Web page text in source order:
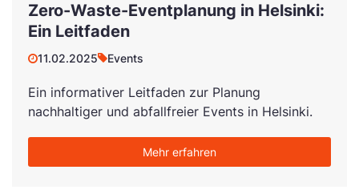
Zero-Waste-Eventplanung in Helsinki:
Ein Leitfaden
11.02.2025 Events
Ein informativer Leitfaden zur Planung
nachhaltiger und abfallfreier Events in Helsinki.
Mehr erfahren